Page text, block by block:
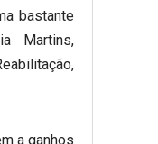
bastante
Martins,
a ganhos